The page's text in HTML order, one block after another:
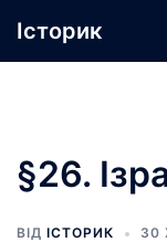
доІсторик
§26.
ВІД ІСТОРИК
30